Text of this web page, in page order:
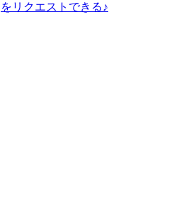
をリクエストできる♪